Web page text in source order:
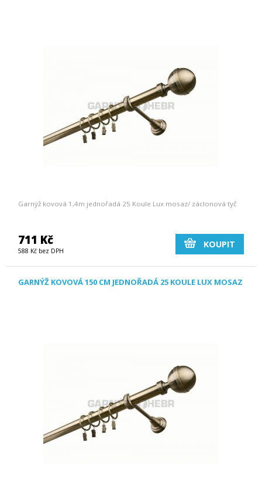
Garnýž kovová 1,4m jednořadá 25 Koule Lux mosaz/ záclonová tyč
711 Kč
588 Kč bez DPH
KOUPIT
GARNÝŽ KOVOVÁ 150 CM JEDNOŘADÁ 25 KOULE LUX MOSAZ